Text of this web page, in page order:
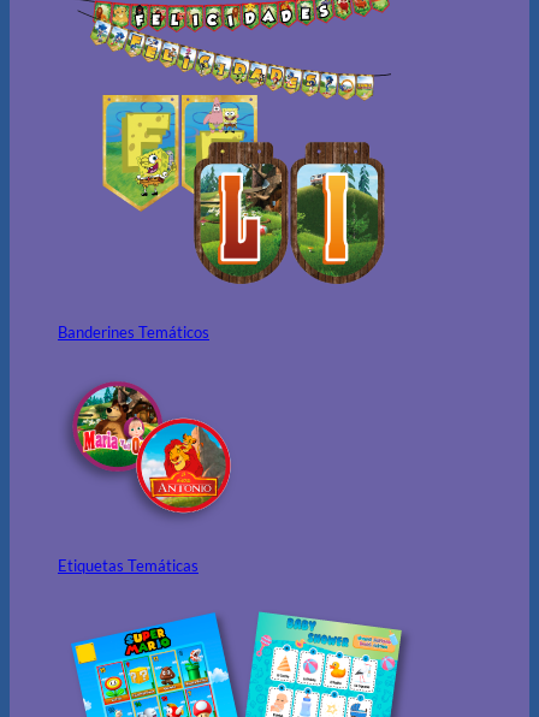
Banderines Temáticos
Etiquetas Temáticas